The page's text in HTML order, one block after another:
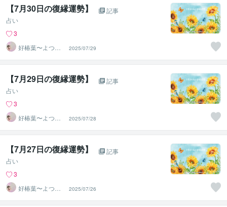
【7月30日の復縁運勢】
記事
占い
3
好椿葉〜よつ
ば〜
2025/07/29
【7月29日の復縁運勢】
記事
占い
3
好椿葉〜よつ
ば〜
2025/07/28
【7月27日の復縁運勢】
記事
占い
3
好椿葉〜よつ
ば〜
2025/07/26